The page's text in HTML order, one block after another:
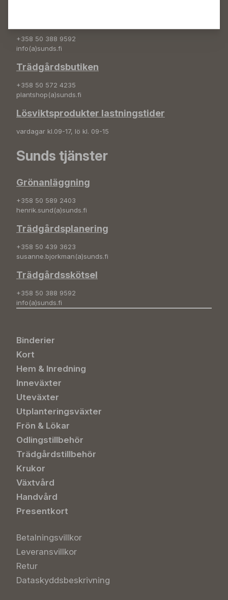
+358 50 388 9592
info(a)sunds.fi
Trädgårdsbutiken
+358 50 572 4235
plantshop(a)sunds.fi
Lösviktsprodukter lastningstider
vardagar kl.09-17, lö kl. 09-15
Sunds tjänster
Grönanläggning
+358 50 589 2403
henrik.sund(a)sunds.fi
Trädgårdsplanering
+358 50 439 3623
susanne.bjorkman(a)sunds.fi
Trädgårdsskötsel
+358 50 388 9592
info(a)sunds.fi
Binderier
Kort
Hem & Inredning
Inneväxter
Uteväxter
Utplanteringsväxter
Frön & Lökar
Odlingstillbehör
Trädgårdstillbehör
Krukor
Växtvård
Handvård
Presentkort
Betalningsvillkor
Leveransvillkor
Retur
Dataskyddsbeskrivning